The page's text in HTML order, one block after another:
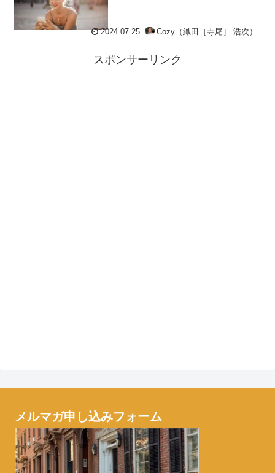
2024.07.25 Cozy（織田［寺尾］ 浩次）
スポンサーリンク
メルマガ申し込みフォーム